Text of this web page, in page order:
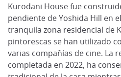
Kurodani House fue
pendiente de Yoshida Hill en
tranquila zona residencial de
pintorescas se han utilizado
varias compañías de cine. La
completada en 2022, ha